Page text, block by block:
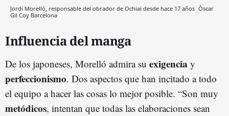
Jordi Morelló, responsable del obrador de Ochiai desde hace 17 años Òscar
Gil Coy Barcelona
Influencia del manga
De los japoneses, Morelló admira su exigencia y
perfeccionismo. Dos aspectos que han incitado a todo
el equipo a hacer las cosas lo mejor posible. “Son muy
metódicos, intentan que todas las elaboraciones sean